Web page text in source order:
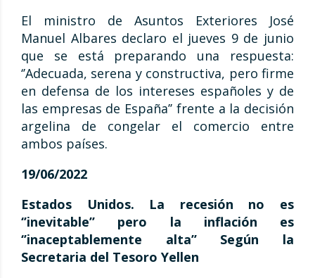
El ministro de Asuntos Exteriores José
Manuel Albares declaro el jueves 9 de junio
que se está preparando una respuesta:
‘’Adecuada, serena y constructiva, pero firme
en defensa de los intereses españoles y de
las empresas de España’’ frente a la decisión
argelina de congelar el comercio entre
ambos países.
19/06/2022
Estados Unidos. La recesión no es
‘’inevitable’’ pero la inflación es
‘’inaceptablemente alta’’ Según la
Secretaria del Tesoro Yellen